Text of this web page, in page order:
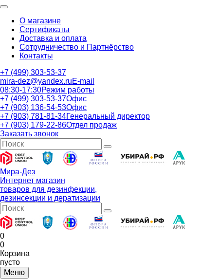
О магазине
Сертификаты
Доставка и оплата
Сотрудничество и Партнёрство
Контакты
+7 (499) 303-53-37
mira-dez@yandex.ruE-mail
08:30-17:30Режим работы
+7 (499) 303-53-37Офис
+7 (903) 136-54-53Офис
+7 (903) 781-81-34Генеральный директор
+7 (903) 179-22-86Отдел продаж
Заказать звонок
Мира-Дез
Интернет магазин
товаров для дезинфекции,
дезинсекции и дератизации
0
0
Корзина
пусто
Меню